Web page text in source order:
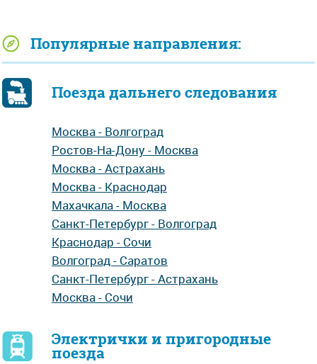
Популярные направления:
Поезда дальнего следования
Москва - Волгоград
Ростов-На-Дону - Москва
Москва - Астрахань
Москва - Краснодар
Махачкала - Москва
Санкт-Петербург - Волгоград
Краснодар - Сочи
Волгоград - Саратов
Санкт-Петербург - Астрахань
Москва - Сочи
Электрички и пригородные
поезда